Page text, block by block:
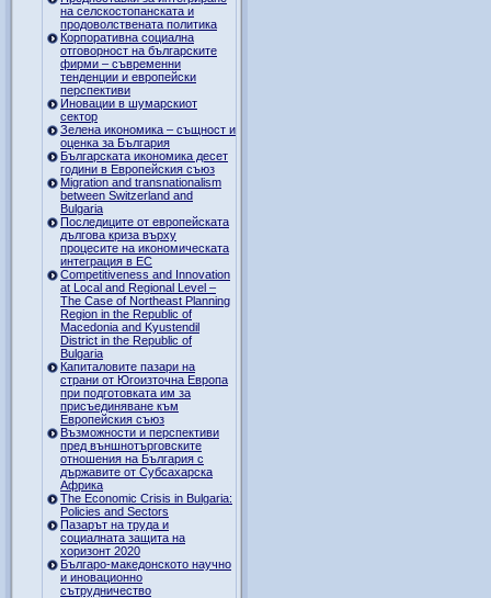
на селскостопанската и
продоволствената политика
Корпоративна социална
отговорност на българските
фирми – съвременни
тенденции и европейски
перспективи
Иновации в шумарскиот
сектор
Зелена икономика – същност и
оценка за България
Българската икономика десет
години в Европейския съюз
Migration and transnationalism
between Switzerland and
Bulgaria
Последиците от европейската
дългова криза върху
процесите на икономическата
интеграция в ЕС
Competitiveness and Innovation
at Local and Regional Level –
The Case of Northeast Planning
Region in the Republic of
Macedonia and Kyustendil
District in the Republic of
Bulgaria
Капиталовите пазари на
страни от Югоизточна Европа
при подготовката им за
присъединяване към
Европейския съюз
Възможности и перспективи
пред външнотърговските
отношения на България с
държавите от Субсахарска
Африка
The Economic Crisis in Bulgaria:
Policies and Sectors
Пазарът на труда и
социалната защита на
хоризонт 2020
Българо-македонското научно
и иновационно
сътрудничество